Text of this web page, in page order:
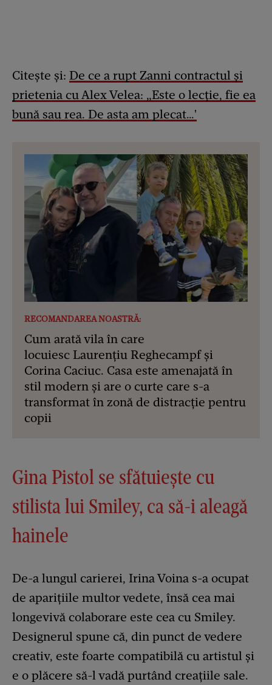
Citește și: De ce a rupt Zanni contractul și
prietenia cu Alex Velea: „Este o lecție, fie ea
bună sau rea. De asta am plecat…'
RECOMANDAREA NOASTRĂ:
Cum arată vila în care
locuiesc Laurențiu Reghecampf și
Corina Caciuc. Casa este amenajată în
stil modern și are o curte care s-a
transformat în zonă de distracție pentru
copii
Gina Pistol se sfătuiește cu
stilista lui Smiley, ca să-i aleagă
hainele
De-a lungul carierei, Irina Voina s-a ocupat
de aparițiile multor vedete, însă cea mai
longevivă colaborare este cea cu Smiley.
Designerul spune că, din punct de vedere
creativ, este foarte compatibilă cu artistul și
e o plăcere să-l vadă purtând creațiile sale.